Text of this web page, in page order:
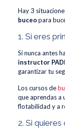
Hay 3
buceopara
1. Si eres
Si nunca antes
instructor PADI
garantizar tu
Los cursos de
que aprendas a
flotabilidad y a
2. Si